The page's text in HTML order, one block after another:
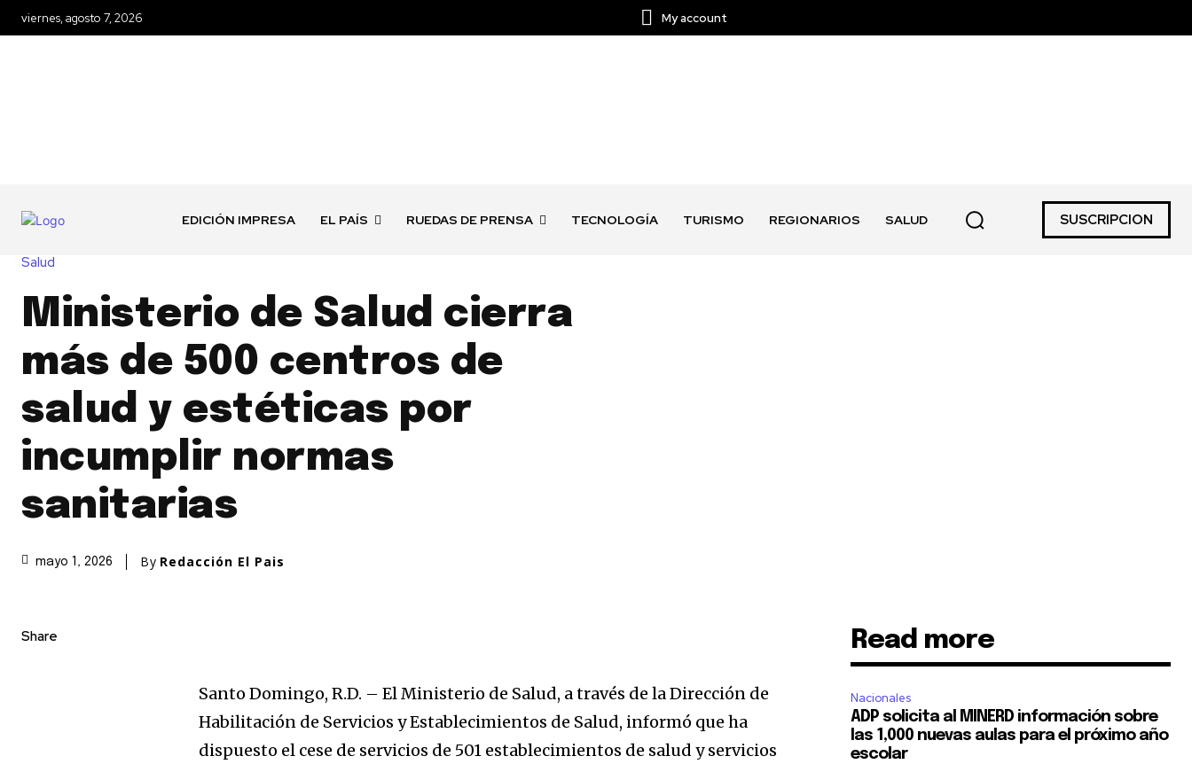
viernes, agosto 7, 2026 My account
EDICIÓN IMPRESA EL PAÍS RUEDAS DE PRENSA TECNOLOGÍA TURISMO REGIONARIOS SALUD SUSCRIPCION
Salud
Ministerio de Salud cierra
más de 500 centros de
salud y estéticas por
incumplir normas
sanitarias
mayo 1, 2026 By Redacción El Pais
Share
Santo Domingo, R.D. – El Ministerio de Salud, a través de la Dirección de
Habilitación de Servicios y Establecimientos de Salud, informó que ha
dispuesto el cese de servicios de 501 establecimientos de salud y servicios
Read more
Nacionales
ADP solicita al MINERD información sobre
las 1,000 nuevas aulas para el próximo año
escolar